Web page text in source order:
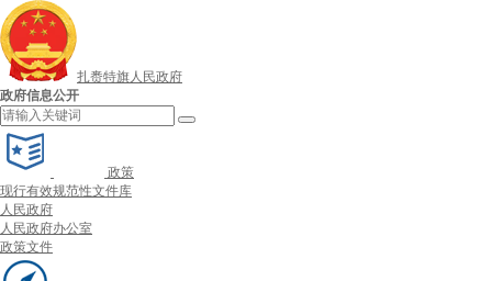
扎赉特旗人民政府
政府信息公开
政策
现行有效规范性文件库
人民政府
人民政府办公室
政策文件